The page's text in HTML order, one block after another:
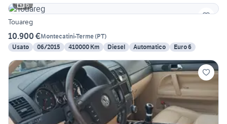
6
Touareg
10.900 €Montecatini-Terme(PT)
Usato
06/2015 410000 Km Diesel Automatico Euro 6